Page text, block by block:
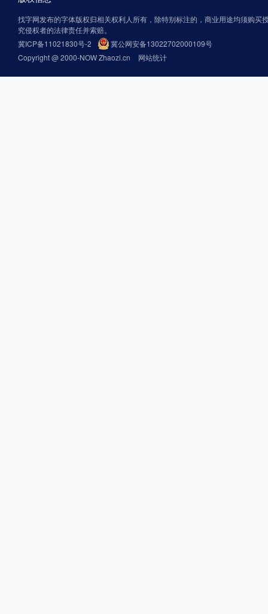
找字网发布的字体版权归相关权利人所有，除特别标注的，商业用途均须购买
究侵权者的法律责任并索赔。
冀ICP备11021830号-2
冀公网安备13022702000109号
Copyright @ 2000-NOW Zhaozi.cn
网站统计